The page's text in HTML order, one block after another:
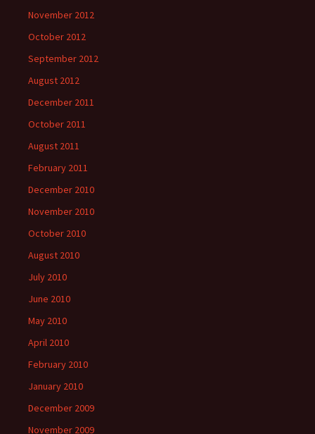
November 2012
October 2012
September 2012
August 2012
December 2011
October 2011
August 2011
February 2011
December 2010
November 2010
October 2010
August 2010
July 2010
June 2010
May 2010
April 2010
February 2010
January 2010
December 2009
November 2009